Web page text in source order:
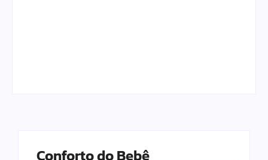
Conforto do Bebê